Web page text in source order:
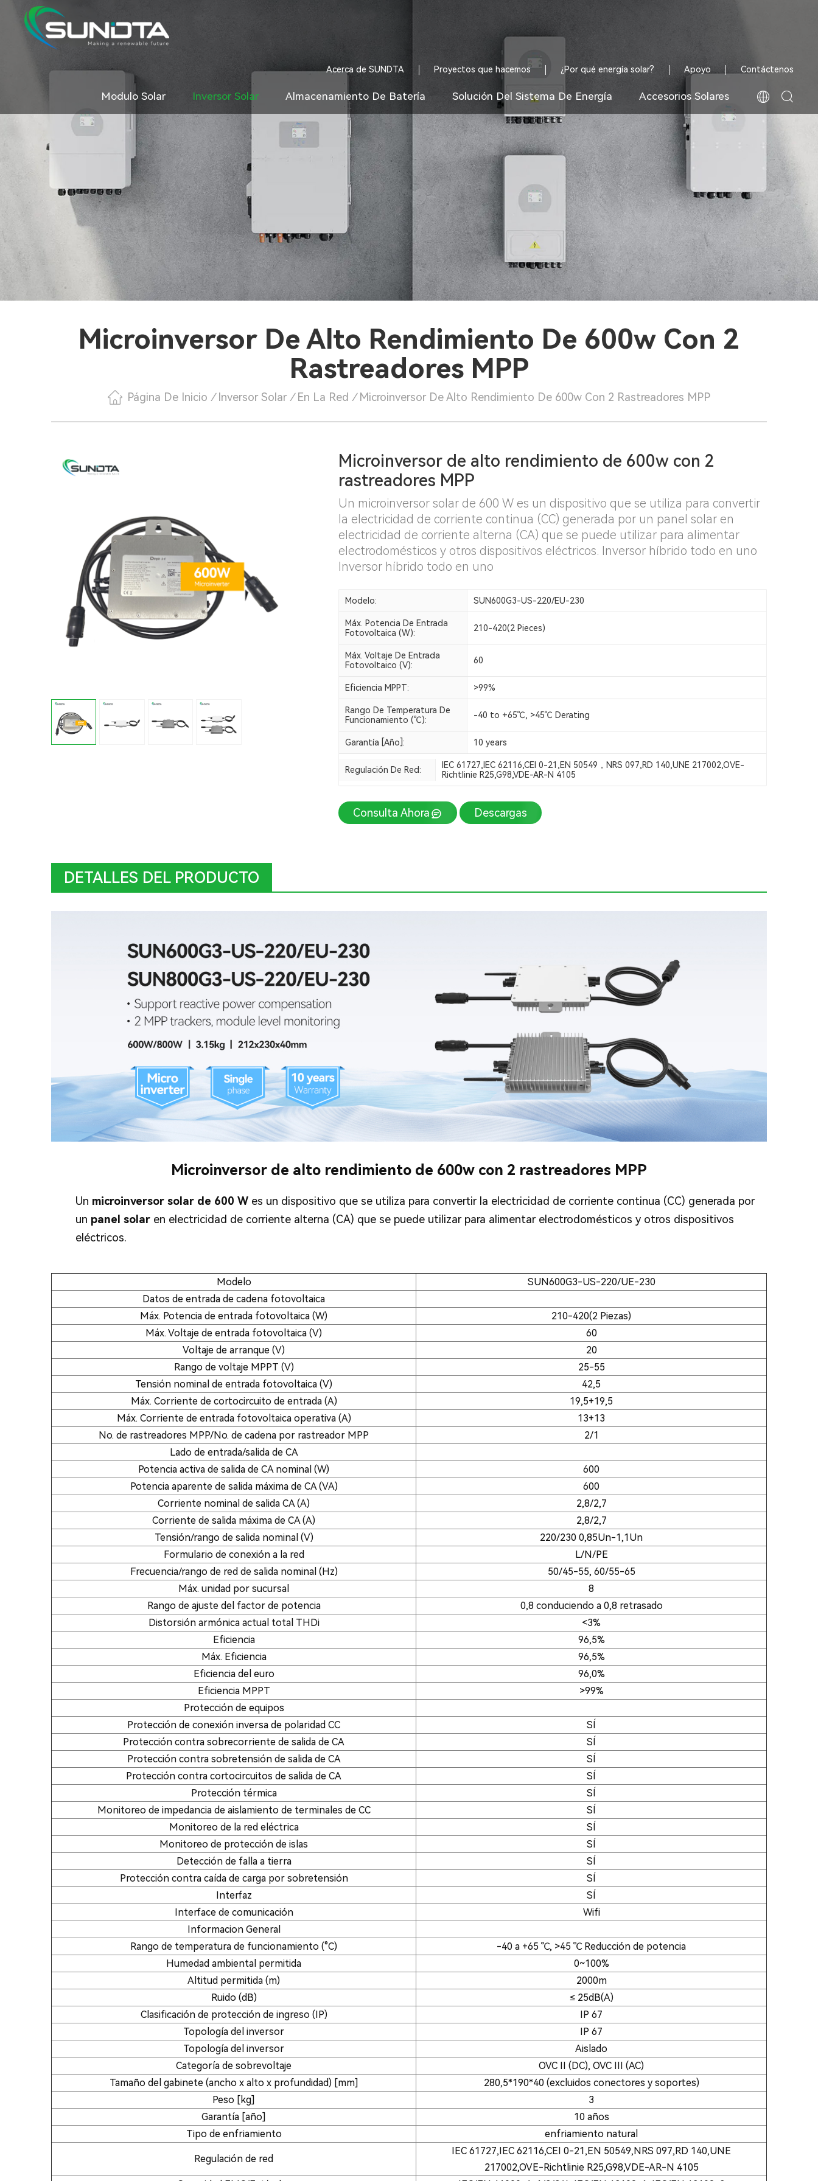
Acerca de SUNDTA Proyectos que hacemos ¿Por qué energía solar? Apoyo Contáctenos
Modulo Solar Inversor Solar Almacenamiento De Batería Solución Del Sistema De Energía Accesorios Solares
Microinversor De Alto Rendimiento De 600w Con 2
Rastreadores MPP
Página De Inicio / Inversor Solar / En La Red / Microinversor De Alto Rendimiento De 600w Con 2 Rastreadores MPP
Microinversor de alto rendimiento de 600w con 2
rastreadores MPP
Un microinversor solar de 600 W es un dispositivo que se utiliza para convertir
la electricidad de corriente continua (CC) generada por un panel solar en
electricidad de corriente alterna (CA) que se puede utilizar para alimentar
electrodomésticos y otros dispositivos eléctricos. Inversor híbrido todo en uno
Inversor híbrido todo en uno
Modelo: SUN600G3-US-220/EU-230
Máx. Potencia De Entrada
Fotovoltaica (W):
210-420(2 Pieces)
Máx. Voltaje De Entrada
Fotovoltaico (V):
60
Eficiencia MPPT: >99%
Rango De Temperatura De
Funcionamiento (℃):
-40 to +65℃, >45℃ Derating
Garantía [año]: 10 years
Regulación De Red:
IEC 61727,IEC 62116,CEI 0-21,EN 50549，NRS 097,RD 140,UNE 217002,OVE-
Richtlinie R25,G98,VDE-AR-N 4105
Consulta Ahora Descargas
DETALLES DEL PRODUCTO
Microinversor de alto rendimiento de 600w con 2 rastreadores MPP
Un microinversor solar de 600 W es un dispositivo que se utiliza para convertir la electricidad de corriente continua (CC) generada por
un panel solar en electricidad de corriente alterna (CA) que se puede utilizar para alimentar electrodomésticos y otros dispositivos
eléctricos.
Modelo
SUN600G3-US-220/UE-230
Datos de entrada de cadena fotovoltaica
Máx. Potencia de entrada fotovoltaica (W)
210-420(2 Piezas)
Máx. Voltaje de entrada fotovoltaica (V)
60
Voltaje de arranque (V)
20
Rango de voltaje MPPT (V)
25-55
Tensión nominal de entrada fotovoltaica (V)
42,5
Máx. Corriente de cortocircuito de entrada (A)
19,5+19,5
Máx. Corriente de entrada fotovoltaica operativa (A)
13+13
No. de rastreadores MPP/No. de cadena por rastreador MPP
2/1
Lado de entrada/salida de CA
Potencia activa de salida de CA nominal (W)
600
Potencia aparente de salida máxima de CA (VA)
600
Corriente nominal de salida CA (A)
2,8/2,7
Corriente de salida máxima de CA (A)
2,8/2,7
Tensión/rango de salida nominal (V)
220/230 0,85Un-1,1Un
Formulario de conexión a la red
L/N/PE
Frecuencia/rango de red de salida nominal (Hz)
50/45-55, 60/55-65
Máx. unidad por sucursal
8
Rango de ajuste del factor de potencia
0,8 conduciendo a 0,8 retrasado
Distorsión armónica actual total THDi
<3%
Eficiencia
96,5%
Máx. Eficiencia
96,5%
Eficiencia del euro
96,0%
Eficiencia MPPT
>99%
Protección de equipos
Protección de conexión inversa de polaridad CC
SÍ
Protección contra sobrecorriente de salida de CA
SÍ
Protección contra sobretensión de salida de CA
SÍ
Protección contra cortocircuitos de salida de CA
SÍ
Protección térmica
SÍ
Monitoreo de impedancia de aislamiento de terminales de CC
SÍ
Monitoreo de la red eléctrica
SÍ
Monitoreo de protección de islas
SÍ
Detección de falla a tierra
SÍ
Protección contra caída de carga por sobretensión
SÍ
Interfaz
SÍ
Interface de comunicación
Wifi
Informacion General
Rango de temperatura de funcionamiento (°C)
-40 a +65 ℃, >45 ℃ Reducción de potencia
Humedad ambiental permitida
0~100%
Altitud permitida (m)
2000m
Ruido (dB)
≤ 25dB(A)
Clasificación de protección de ingreso (IP)
IP 67
Topología del inversor
IP 67
Topología del inversor
Aislado
Categoría de sobrevoltaje
OVC II (DC), OVC III (AC)
Tamaño del gabinete (ancho x alto x profundidad) [mm]
280,5*190*40 (excluidos conectores y soportes)
Peso [kg]
3
Garantía [año]
10 años
Tipo de enfriamiento
enfriamiento natural
Regulación de red
IEC 61727,IEC 62116,CEI 0-21,EN 50549,NRS 097,RD 140,UNE
217002,OVE-Richtlinie R25,G98,VDE-AR-N 4105